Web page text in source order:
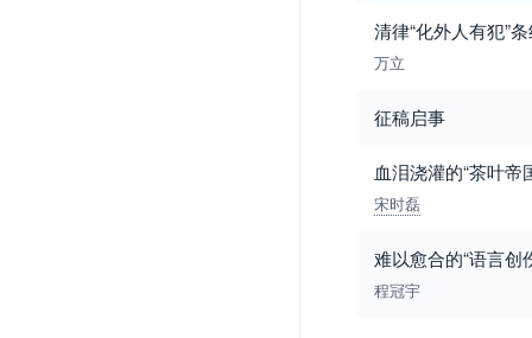
清律“化外人有犯”
万立
征稿启事
血泪浇灌的“茶叶
宋时磊
难以愈合的“语言
程冠宇